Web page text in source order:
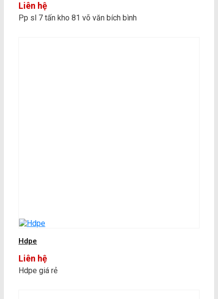
Liên hệ
Pp sl 7 tấn kho 81 võ văn bích bình
Hdpe
Liên hệ
Hdpe giá rẻ